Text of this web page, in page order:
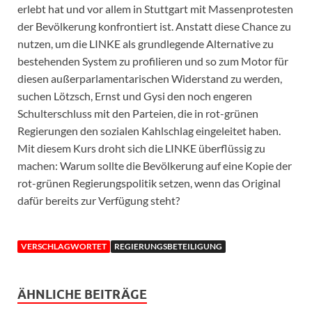
erlebt hat und vor allem in Stuttgart mit Massenprotesten
der Bevölkerung konfrontiert ist. Anstatt diese Chance zu
nutzen, um die LINKE als grundlegende Alternative zu
bestehenden System zu profilieren und so zum Motor für
diesen außerparlamentarischen Widerstand zu werden,
suchen Lötzsch, Ernst und Gysi den noch engeren
Schulterschluss mit den Parteien, die in rot-grünen
Regierungen den sozialen Kahlschlag eingeleitet haben.
Mit diesem Kurs droht sich die LINKE überflüssig zu
machen: Warum sollte die Bevölkerung auf eine Kopie der
rot-grünen Regierungspolitik setzen, wenn das Original
dafür bereits zur Verfügung steht?
VERSCHLAGWORTET REGIERUNGSBETEILIGUNG
ÄHNLICHE BEITRÄGE